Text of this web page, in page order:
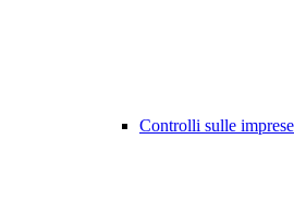
Controlli sulle imprese